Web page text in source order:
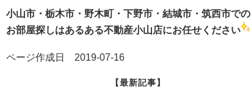
小山市・栃木市・野木町・下野市・結城市・筑西市での
お部屋探しはあるある不動産小山店にお任せください
ページ作成日 2019-07-16
【最新記事】